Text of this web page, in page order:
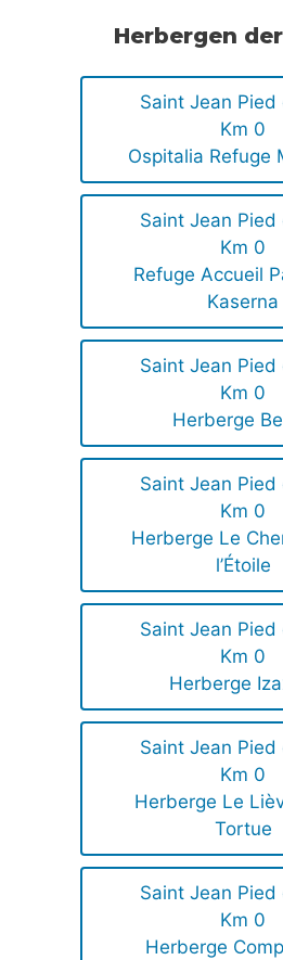
Herbergen
Saint Jean Pied
Km 0
Ospitalia Refuge
Saint Jean Pied
Km 0
Refuge Accueil
Kaserna
Saint Jean Pied
Km 0
Herberge
Saint Jean Pied
Km 0
Herberge Le
l’Étoile
Saint Jean Pied
Km 0
Herberge
Saint Jean Pied
Km 0
Herberge Le
Tortue
Saint Jean Pied
Km 0
Herberge